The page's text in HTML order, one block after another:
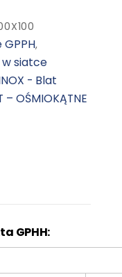
,
siatce
- Blat
OŚMIOKĄTNE
GPHH: